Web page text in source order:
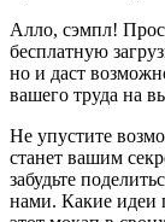
Алло, сэмпл!
бесплатную
но и даст
вашего труда на
Не упустите
станет вашим
забудьте
нами. Какие идеи